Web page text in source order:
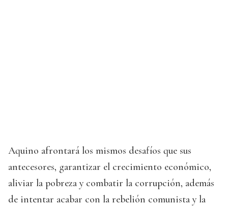
Aquino afrontará los mismos desafíos que sus
antecesores, garantizar el crecimiento económico,
aliviar la pobreza y combatir la corrupción, además
de intentar acabar con la rebelión comunista y la